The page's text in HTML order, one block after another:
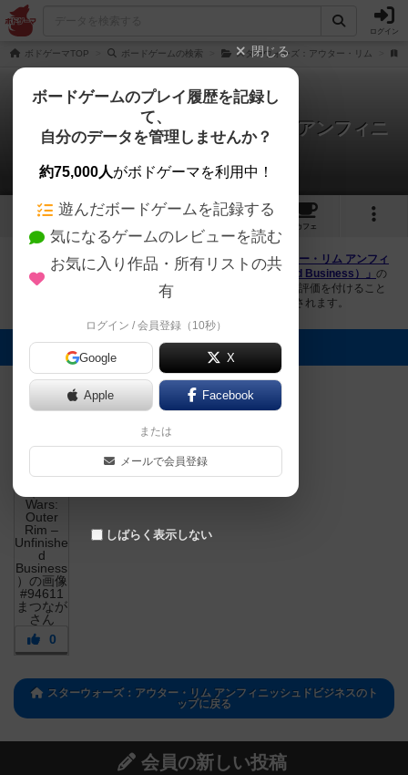
ログイン
ボドゲーマTOP ボードゲームの検索 スターウォーズ：アウター・リム
スターウォーズ：アウター・リム アンフィニ
ッシュドビジネス
1件の画像
1
カフェ
ボドゲーマにログインすると、 「スターウォーズ：アウター・リム アンフィ
ニッシュドビジネス（Star Wars: Outer Rim – Unfinished Business）」 の
画像をアップロード出来たり、他のユーザーの投稿画像に評価を付けること
ができます。また、トップ6の画像は様々なページで表示されます。
トップに表示される画像
まつなが
0
スターウォーズ：アウター・リム アンフィニッシュドビジネスのト
ップに戻る
会員の新しい投稿
閉じる
ボードゲームのプレイ履歴を記録し
て、
自分のデータを管理しませんか？
約75,000人がボドゲーマを利用中！
遊んだボードゲームを記録する
気になるゲームのレビューを読む
お気に入り作品・所有リストの共
有
ログイン / 会員登録（10秒）
Google X
Apple Facebook
または
メールで会員登録
しばらく表示しない